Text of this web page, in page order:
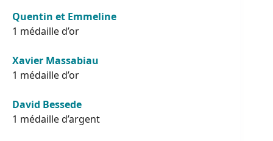
Quentin et Emmeline
1 médaille d’or
Xavier Massabiau
1 médaille d’or
David Bessede
1 médaille d’argent